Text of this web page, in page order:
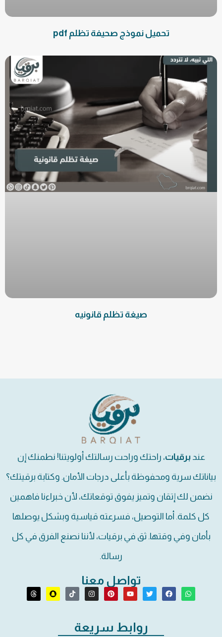
تحميل نموذج صحيفة تظلم pdf
صيغة تظلم قانونيه
عند برقيات، راحتك وراحت رسالتك أولويتنا! نطمنك إن
بياناتك سرية ومحفوظة بأعلى درجات الأمان. وكتابة برقيتك؟
نضمن لك إتقان وتميز يفوق توقعاتك، لأن خبراءنا فاهمين
كل كلمة. أما التوصيل، فسرعته قياسية وبشكل يوصلها
بأمان وفي وقتها. ثق في برقيات، لأننا نصنع الفرق في كل
رسالة.
تواصل معنا
روابط سريعة